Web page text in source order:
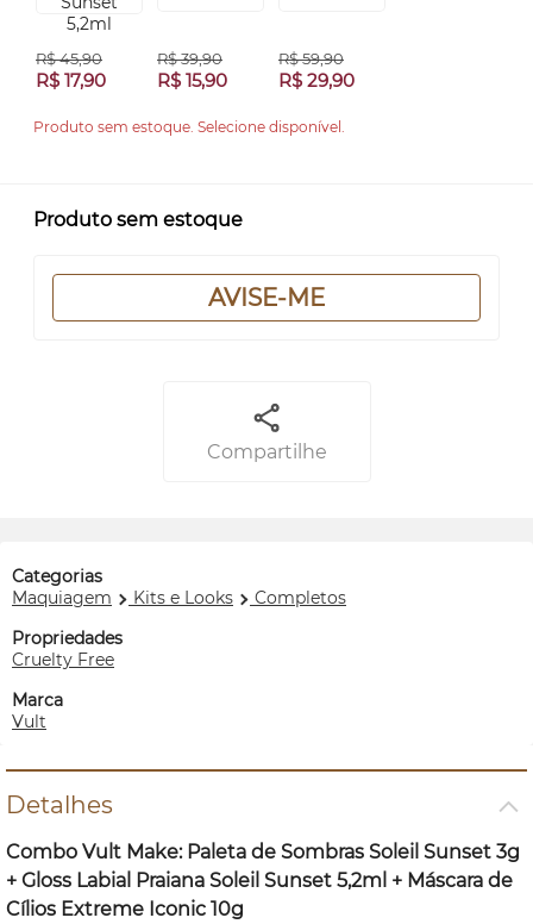
R$ 45,90
R$ 17,90
R$ 39,90
R$ 15,90
R$ 59,90
R$ 29,90
Produto sem estoque. Selecione disponível.
Produto sem estoque
AVISE-ME
Compartilhe
Categorias
Maquiagem
Kits e Looks
Completos
Propriedades
Cruelty Free
Marca
Vult
Detalhes
Combo Vult Make: Paleta de Sombras Soleil Sunset 3g
+ Gloss Labial Praiana Soleil Sunset 5,2ml + Máscara de
Cílios Extreme Iconic 10g